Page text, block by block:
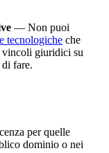
— Non puoi
tecnologiche che
vincoli giuridici su
fare.
per quelle
dominio o nei